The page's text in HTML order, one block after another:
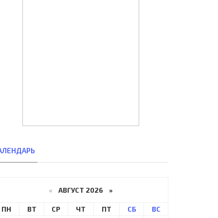
« АВГУСТ 2026 »
ПН ВТ СР ЧТ ПТ СБ ВС